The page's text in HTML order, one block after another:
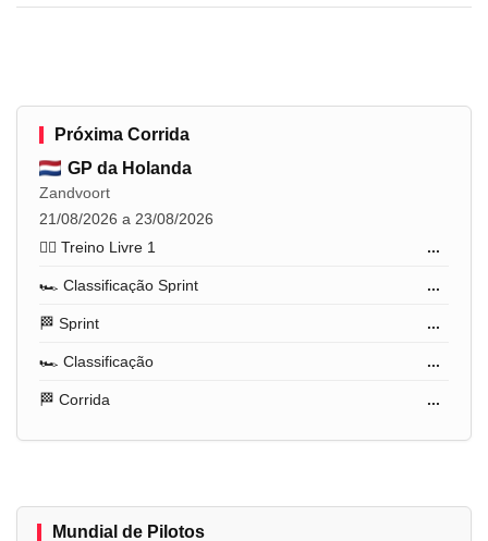
Próxima Corrida
GP da Holanda
Zandvoort
21/08/2026 a 23/08/2026
🏋️‍♂️ Treino Livre 1
...
🏎️ Classificação Sprint ...
🏁 Sprint ...
🏎️ Classificação ...
🏁 Corrida ...
Mundial de Pilotos